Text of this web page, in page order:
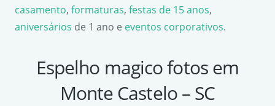
casamento, formaturas, festas de 15 anos,
aniversários de 1 ano e eventos corporativos.
Espelho magico fotos em
Monte Castelo – SC